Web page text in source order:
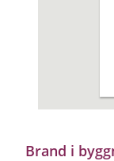
Brand i